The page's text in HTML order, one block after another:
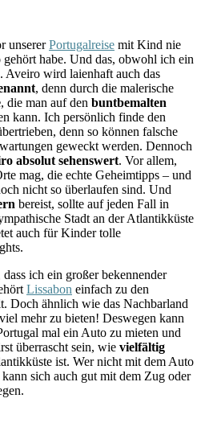
unsererPortugalreise mit Kind nie
habe. Und das, obwohl ich ein
Aveiro wird laienhaft auch das
, denn durch die malerische
, die man auf den buntbemalten
kann. Ich persönlich finde den
denn so können falsche
geweckt werden. Dennoch
absolut sehenswert. Vor allem,
mag, die echte Geheimtipps – und
nicht so überlaufen sind. Und
bereist, sollte auf jeden Fall in
Stadt an der Atlantikküste
auch für Kinder tolle
ich ein großer bekennender
Lissabon einfach zu den
Doch ähnlich wie das Nachbarland
mehr zu bieten! Deswegen kann
mal ein Auto zu mieten und
überrascht sein, wie vielfältig
ist. Wer nicht mit dem Auto
sich auch gut mit dem Zug oder